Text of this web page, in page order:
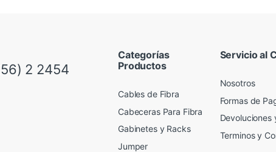
2 2454
Categorías
Productos
Cables de Fibra
Cabeceras Para Fibra
Gabinetes y Racks
Jumper
Servicio al
Nosotros
Formas de
Devoluciones
Terminos y